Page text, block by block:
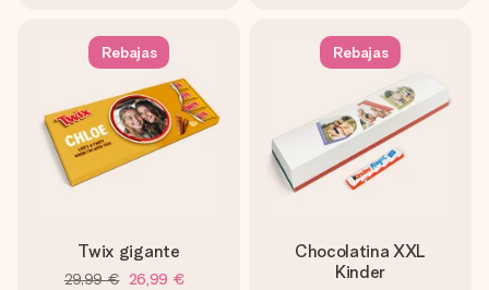
Rebajas
Twix gigante
29,99 € 26,99 €
Rebajas
Chocolatina XXL
Kinder